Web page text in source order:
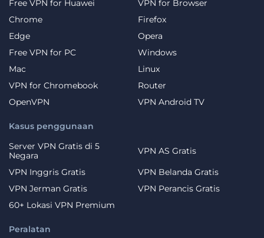
Free VPN for Huawei
VPN for Browser
Chrome
Firefox
Edge
Opera
Free VPN for PC
Windows
Mac
Linux
VPN for Chromebook
Router
OpenVPN
VPN Android TV
Kasus penggunaan
Server VPN Gratis di 5
Negara
VPN AS Gratis
VPN Inggris Gratis
VPN Belanda Gratis
VPN Jerman Gratis
VPN Perancis Gratis
60+ Lokasi VPN Premium
Peralatan